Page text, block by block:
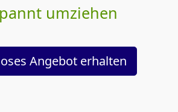
umziehen
Angebot erhalten